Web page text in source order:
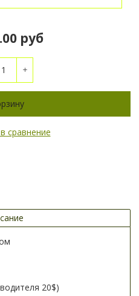
руб
сравнение
20$)